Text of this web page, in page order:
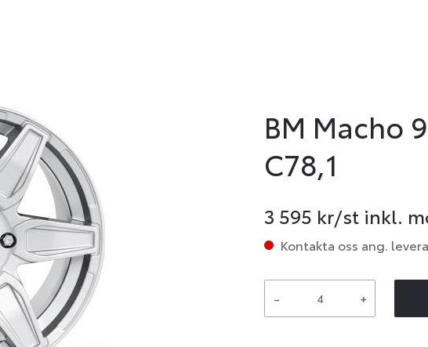
BM Macho
C78,1
3 595 kr/st inkl.
Kontakta oss ang.
- +